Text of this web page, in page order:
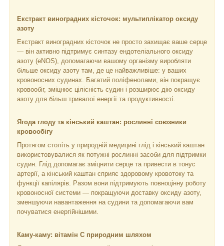
Екстракт виноградних кісточок: мультиплікатор оксиду
азоту
Екстракт виноградних кісточок не просто захищає ваше серце
— він активно підтримує синтазу ендотеліального оксиду
азоту (eNOS), допомагаючи вашому організму виробляти
більше оксиду азоту там, де це найважливіше: у ваших
кровоносних судинах. Багатий поліфенолами, він покращує
кровообіг, зміцнює цілісність судин і розширює дію оксиду
азоту для більш тривалої енергії та продуктивності.
Ягода глоду та кінський каштан: рослинні союзники
кровообігу
Протягом століть у природній медицині глід і кінський каштан
використовувалися як потужні рослинні засоби для підтримки
судин. Глід допомагає зміцнити серце та привести в тонус
артерії, а кінський каштан сприяє здоровому кровотоку та
функції капілярів. Разом вони підтримують повноцінну роботу
кровоносної системи — покращуючи доставку оксиду азоту,
зменшуючи навантаження на судини та допомагаючи вам
почуватися енергійнішими.
Каму-каму: вітамін C природним шляхом